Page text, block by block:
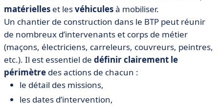
matérielles et lesvéhiculesà mobiliser.
Un chantier de construction dans le BTP peut réunir
de nombreux d’intervenants et corps de métier
(maçons, électriciens, carreleurs, couvreurs, peintres,
etc.). Il est essentiel de définir clairement le
périmètre des actions de chacun :
le détail des missions,
les dates d’intervention,